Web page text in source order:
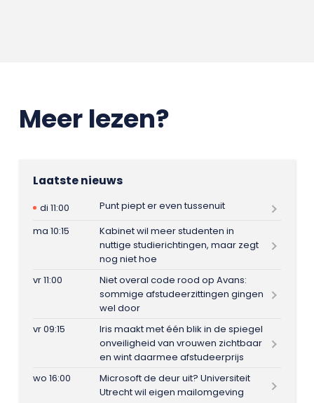
Meer lezen?
Laatste nieuws
di 11:00
Punt piept er even tussenuit
ma 10:15
Kabinet wil meer studenten in
nuttige studierichtingen, maar zegt
nog niet hoe
vr 11:00
Niet overal code rood op Avans:
sommige afstudeerzittingen gingen
wel door
vr 09:15
Iris maakt met één blik in de spiegel
onveiligheid van vrouwen zichtbaar
en wint daarmee afstudeerprijs
wo 16:00
Microsoft de deur uit? Universiteit
Utrecht wil eigen mailomgeving